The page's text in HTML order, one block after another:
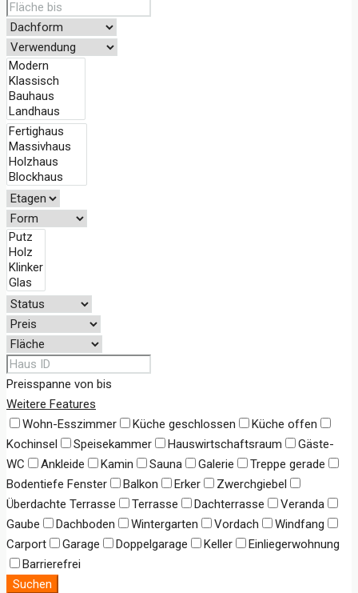
Preisspanne von bis
Weitere Features
Wohn-Esszimmer
Küche geschlossen
Küche offen
Kochinsel
Speisekammer Hauswirtschaftsraum
Gäste-
WC
Ankleide Kamin Sauna Galerie
Treppe gerade
Bodentiefe Fenster
Balkon Erker
Zwerchgiebel
Überdachte Terrasse
Terrasse Dachterrasse
Veranda
Gaube
Dachboden Wintergarten Vordach
Windfang
Carport
Garage Doppelgarage Keller
Einliegerwohnung
Barrierefrei
Suchen